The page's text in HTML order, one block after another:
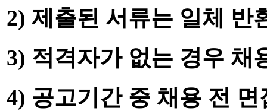
2) 제출된 서류는 일체 반
3) 적격자가 없는 경우 채
4) 공고기간 중 채용 전